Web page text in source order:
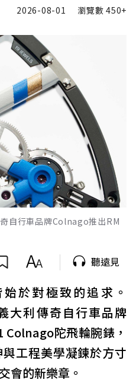
2026-08-01 瀏覽數450+
自行車品牌Colnago推出RM
聽遠見
於對極致的追求。
大利傳奇自行車品牌
陀飛輪腕錶，
工程美學凝鍊於方寸
會的新樂章。